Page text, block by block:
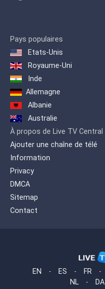
Pays populaires
Etats-Unis
Royaume-Uni
Inde
Allemagne
Albanie
Australie
À propos de Live TV Central
Ajouter une chaîne de télé
Information
Privacy
DMCA
Sitemap
Contact
EN - ES - FR -
NL
- DA